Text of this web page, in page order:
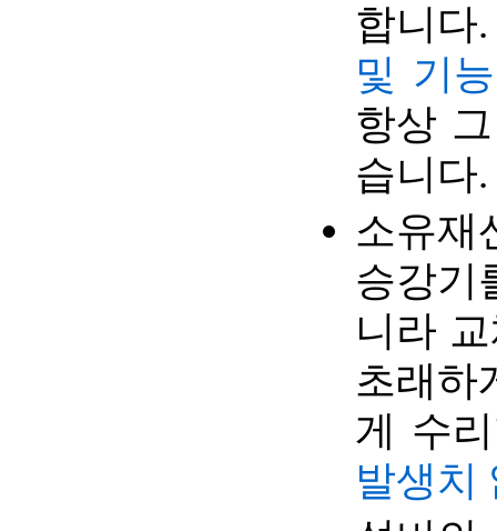
합니
및 기
항상
습니다.
소유재
승강기
니라
초래하
게 수
발생치